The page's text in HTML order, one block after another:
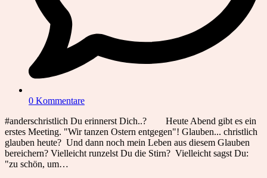
0 Kommentare
#anderschristlich Du erinnerst Dich..? Heute Abend gibt es ein
erstes Meeting. "Wir tanzen Ostern entgegen"! Glauben... christlich
glauben heute? Und dann noch mein Leben aus diesem Glauben
bereichern? Vielleicht runzelst Du die Stirn? Vielleicht sagst Du:
"zu schön, um…